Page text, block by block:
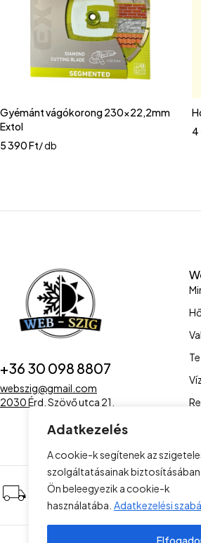
Adatkezelés
A cookie-k segítenek az
szolgáltatásainak
Ön beleegyezik a cookie-k
használatába. Adatkezelési
Gyémánt vágókorong 230x22,2mm
Extol
5 390Ft/ db
4
+36 30 098 8807
webszig@gmail.com
2030 Érd, Szövő utca 21.
Kiszállítás az egész ország
területére